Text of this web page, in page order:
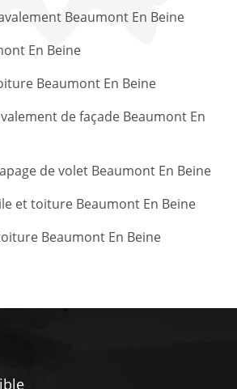
Beaumont En Beine
En Beine
Beaumont En Beine
de façade Beaumont En
de volet Beaumont En Beine
et toiture Beaumont En Beine
Beaumont En Beine